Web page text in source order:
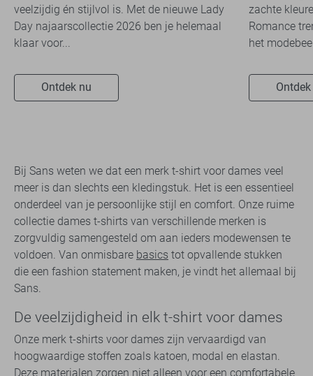
veelzijdig én stijlvol is. Met de nieuwe Lady
Day najaarscollectie 2026 ben je helemaal
klaar voor...
Ontdek nu
zachte
Romance
het
Bij Sans weten we dat een merk t-shirt voor dames veel
meer is dan slechts een kledingstuk. Het is een essentieel
onderdeel van je persoonlijke stijl en comfort. Onze ruime
collectie dames t-shirts van verschillende merken is
zorgvuldig samengesteld om aan ieders modewensen te
voldoen. Van onmisbare basics tot opvallende stukken
die een fashion statement maken, je vindt het allemaal bij
Sans.
De veelzijdigheid in elk t-shirt voor dames
Onze merk t-shirts voor dames zijn vervaardigd van
hoogwaardige stoffen zoals katoen, modal en elastan.
Deze materialen zorgen niet alleen voor een comfortabele